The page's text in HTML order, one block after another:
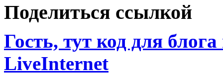
Поделиться ссылкой
Гость, тут код для
LiveInternet